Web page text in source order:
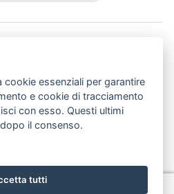
| C. F. 94164020482
messaggi di posta elettronica certificata)
essenziali per garantire
e cookie di tracciamento
con esso. Questi ultimi
il consenso.
tutti